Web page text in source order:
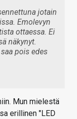
jotain
Emolevyn
ottaessa. Ei
näkynyt.
pois edes
Mun mielestä
erillinen "LED